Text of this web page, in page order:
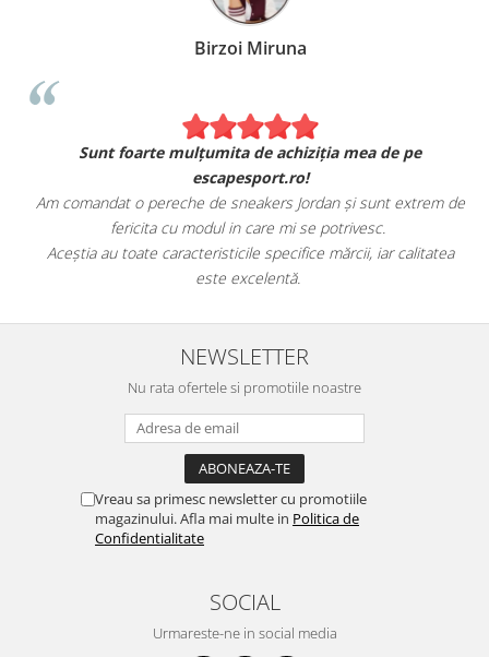
Birzoi Miruna
Sunt foarte mulțumita de achiziția mea de pe
escapesport.ro!
Am comandat o pereche de sneakers Jordan și sunt extrem de
fericita cu modul in care mi se potrivesc.
Aceștia au toate caracteristicile specifice mărcii, iar calitatea
este excelentă.
NEWSLETTER
Nu rata ofertele si promotiile noastre
Vreau sa primesc newsletter cu promotiile
magazinului. Afla mai multe in Politica de
Confidentialitate
SOCIAL
Urmareste-ne in social media